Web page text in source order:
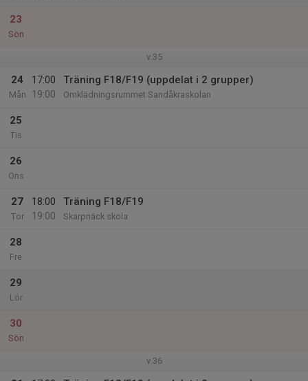
23
Sön
v.35
24
Mån
17:00
19:00
Träning F18/F19 (uppdelat i 2 grupper)
Omklädningsrummet Sandåkraskolan
25
Tis
26
Ons
27
Tor
18:00
19:00
Träning F18/F19
Skarpnäck skola
28
Fre
29
Lör
30
Sön
v.36